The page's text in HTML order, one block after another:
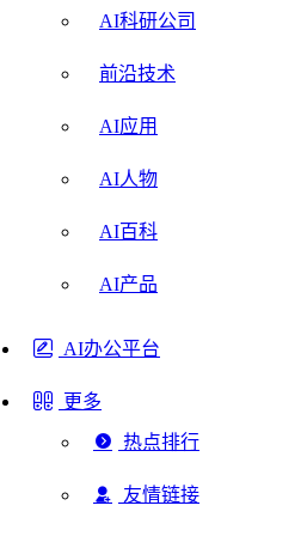
AI科研公司
前沿技术
AI应用
AI人物
AI百科
AI产品
AI办公平台
更多
热点排行
友情链接